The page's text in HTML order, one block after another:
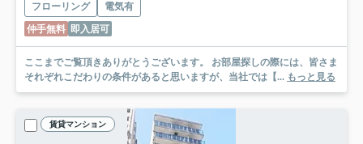
フローリング
電気有
仲手無料 即入居可
ここまでご覧頂きありがとうございます。 お部屋探しの際には、皆さま
それぞれこだわりの条件があると思いますが、当社では【... もっと見る
賃貸マンション